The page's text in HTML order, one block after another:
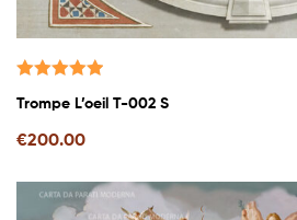
Trompe L’oeil T-002 S
€200.00